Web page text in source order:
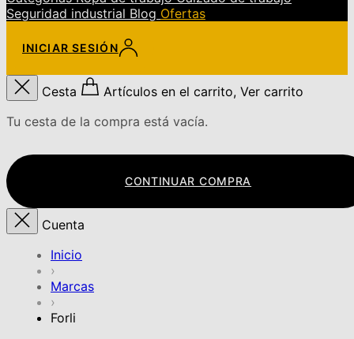
Seguridad industrial Blog Ofertas
INICIAR SESIÓN
Cesta
Artículos en el carrito, Ver carrito
Tu cesta de la compra está vacía.
CONTINUAR COMPRA
Cuenta
Inicio
›
Marcas
›
Forli